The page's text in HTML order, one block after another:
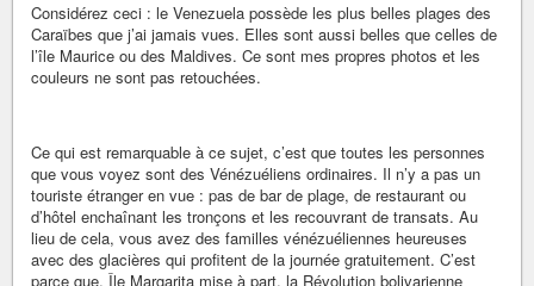
Considérez ceci : le Venezuela possède les plus belles plages des
Caraïbes que j’ai jamais vues. Elles sont aussi belles que celles de
l’île Maurice ou des Maldives. Ce sont mes propres photos et les
couleurs ne sont pas retouchées.
Ce qui est remarquable à ce sujet, c’est que toutes les personnes
que vous voyez sont des Vénézuéliens ordinaires. Il n’y a pas un
touriste étranger en vue : pas de bar de plage, de restaurant ou
d’hôtel enchaînant les tronçons et les recouvrant de transats. Au
lieu de cela, vous avez des familles vénézuéliennes heureuses
avec des glacières qui profitent de la journée gratuitement. C’est
parce que, Île Margarita mise à part, la Révolution bolivarienne